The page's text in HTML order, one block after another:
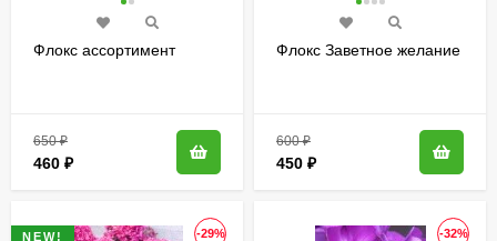
Флокс ассортимент
650₽
460 ₽
Флокс Заветное желание
600₽
450 ₽
-29%
NEW! -32%